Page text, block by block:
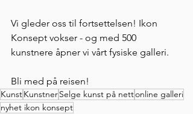
Vi gleder oss til fortsettelsen! Ikon
Konsept vokser - og med 500
kunstnere åpner vi vårt fysiske galleri.
Bli med på reisen!
KunstKunstnerSelge kunst på nettonline galleri
nyhet ikon konsept